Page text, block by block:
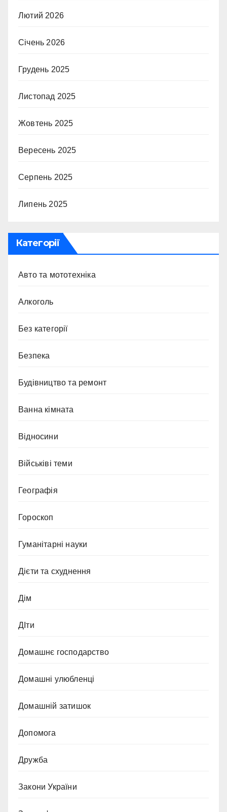
Лютий 2026
Січень 2026
Грудень 2025
Листопад 2025
Жовтень 2025
Вересень 2025
Серпень 2025
Липень 2025
Категорії
Авто та мототехніка
Алкоголь
Без категорії
Безпека
Будівництво та ремонт
Ванна кімната
Відносини
Військіві теми
Географія
Гороскоп
Гуманітарні науки
Дієти та схуднення
Дім
ДІти
Домашнє господарство
Домашні улюбленці
Домашній затишок
Допомога
Дружба
Закони України